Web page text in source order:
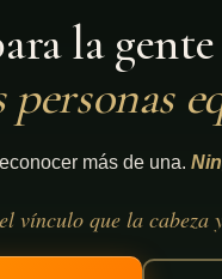
la gente
personas
más de una.
vínculo que la cabeza